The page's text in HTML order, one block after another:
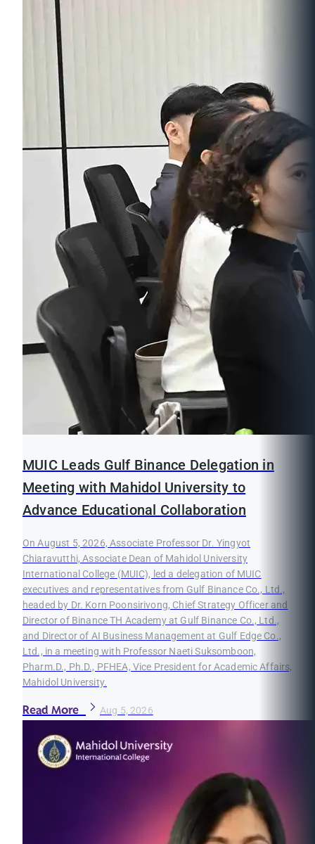
MUIC Leads Gulf Binance Delegation in
Meeting with Mahidol University to
Advance Educational Collaboration
On August 5, 2026, Associate Professor Dr. Yingyot
Chiaravutthi, Associate Dean of Mahidol University
International College (MUIC), led a delegation of MUIC
executives and representatives from Gulf Binance Co., Ltd.,
headed by Dr. Korn Poonsirivong, Chief Strategy Officer and
Director of Binance TH Academy at Gulf Binance Co., Ltd.,
and Director of AI Business Management at Gulf Edge Co.,
Ltd., in a meeting with Professor Naeti Suksomboon,
Pharm.D., Ph.D., PFHEA, Vice President for Academic Affairs,
Mahidol University.
Read More Aug 5, 2026